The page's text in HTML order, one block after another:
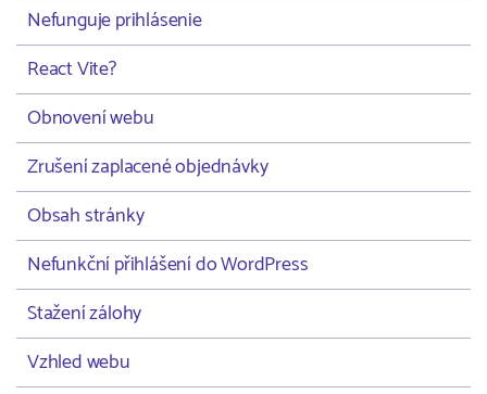
Nefunguje prihlásenie
React Vite?
Obnovení webu
Zrušení zaplacené objednávky
Obsah stránky
Nefunkční přihlášení do WordPress
Stažení zálohy
Vzhled webu